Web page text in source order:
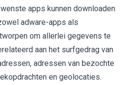
apps kunnen downloaden
adware-apps als
om allerlei gegevens te
aan het surfgedrag van
adressen van bezochte
en geolocaties.